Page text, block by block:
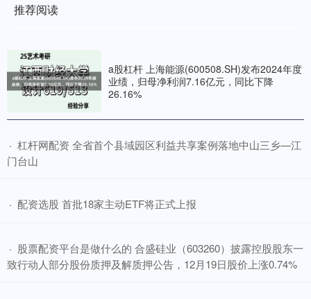
推荐阅读
a股杠杆 上海能源(600508.SH)发布2024年度
业绩，归母净利润7.16亿元，同比下降
26.16%
· ​杠杆网配资 全省首个县域园区利益共享案例落地中山三乡—江
门台山
· ​配资选股 首批18家主动ETF将正式上报
· ​股票配资平台是做什么的 合盛硅业（603260）披露控股股东一
致行动人部分股份质押及解质押公告，12月19日股价上涨0.74%